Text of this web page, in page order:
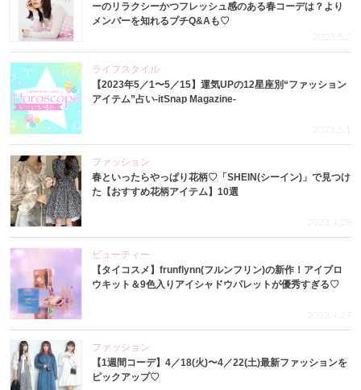
ーのリラクシーかつフレッシュ感のある春コーデは？より
メンバーを知れるプチQ&Aも♡
2023.5.2
ライフスタイル
【2023年5／1〜5／15】運気UPの12星座別“ファッション
アイテム”占い-itSnap Magazine-
2023.5.1
ファッション
春といったらやっぱり花柄♡「SHEIN(シーイン)」で見つけ
た【おすすめ花柄アイテム】10選
2023.4.28
ビューティー
【タイコスメ】frunflynn(フルンフリン)の新作！アイブロ
ウキット＆9色入りアイシャドウパレットが優秀すぎる♡
2023.4.27
ファッション
【1週間コーデ】4／18(火)〜4／22(土)最新ファッションを
ピックアップ♡